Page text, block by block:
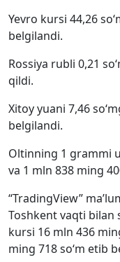
Yevro kursi 44,26
belgilandi.
Rossiya rubli 0,21
qildi.
Xitoy yuani 7,46
belgilandi.
Oltinning 1 grammi
va 1 mln 838 ming
“TradingView”
Toshkent vaqti bilan
kursi 16 mln 436
ming 718 so‘m etib